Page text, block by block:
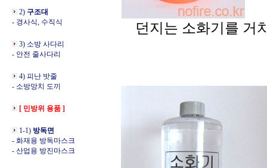
2) 구조대
- 경사식, 수직식
3) 소방 사다리
- 안전 줄사다리
4) 피난 밧줄
- 소방망치 도끼
[ 민방위 용품 ]
1-1) 방독면
- 화재용 방독마스크
- 산업용 방진마스크
던지는 소화기를 거